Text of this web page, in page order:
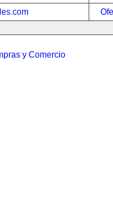
y Comercio